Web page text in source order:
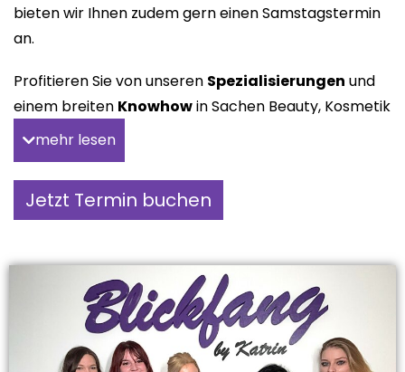
bieten wir Ihnen zudem gern einen Samstagstermin
an.
Profitieren Sie von unseren Spezialisierungen und
einem breiten Knowhowin Sachen Beauty, Kosmetik
und Pflege!
Individuelles, daher bevorzugt im Beauty-Bereich
jeder unterschiedliche Styles und Methoden. Wir
Ihre Wünscheein. Der eigene Anspruch an unsere
Arbeitsqualität und das besondere Maß an
Aufmerksamkeit, mit der wir unseren Kunden
begegnen, gewährleistet Ihnen dabei eine optimale
mehr lesen
Jetzt Termin buchen